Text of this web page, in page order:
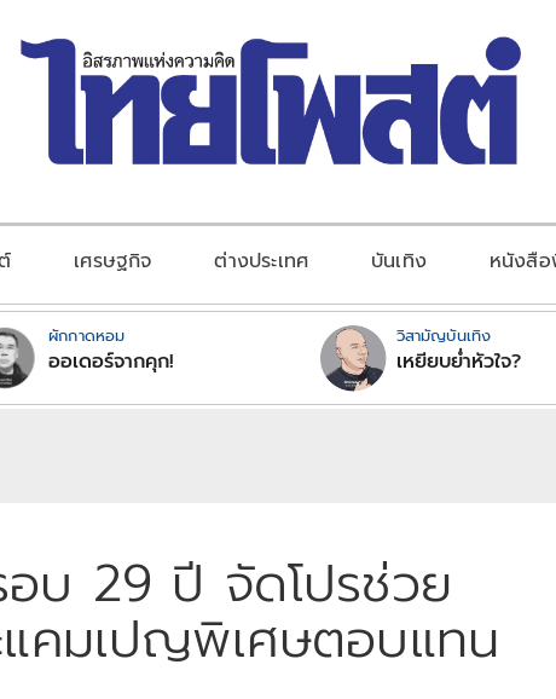
เศรษฐกิจ ต่างประเทศ บันเทิง หนังสื
ผักกาดหอม
ออเดอร์จากคุก!
วิสามัญบันเทิง
เหยียบย่ำหัวใจ?
บ 29 ปี จัดโปรช่วย
คมเปญพิเศษตอบแทน